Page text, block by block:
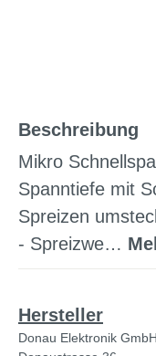
Beschreibung
Mikro
Spanntiefe mit
Spreizen
- Spreizwe…
Hersteller
Donau Elektronik GmbH